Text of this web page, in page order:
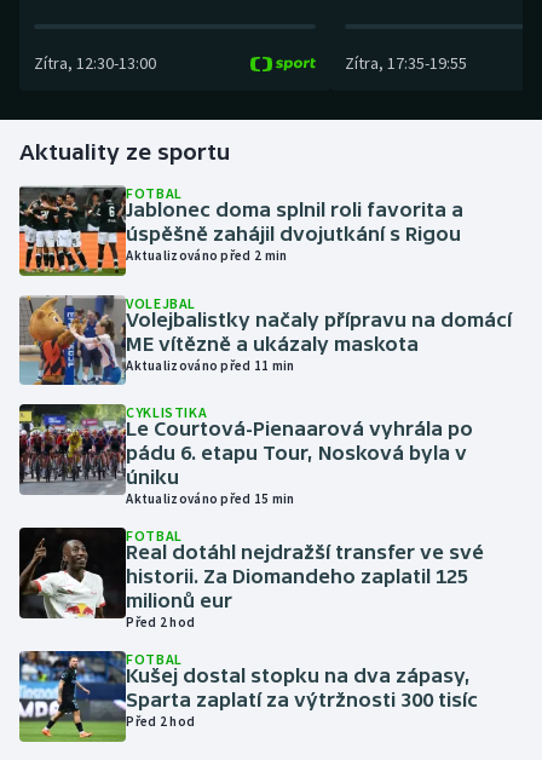
Golf
Gymnastika
Házená
Jezdectví
Judo
Krasobruslení
Lyže a snowboard
Moderní pětiboj
Motorsport
Olympijské hry
Zítra, 12:30-13:00 Zítra, 17:35-19:55
Aktuality ze sportu
FOTBAL
Jablonec doma splnil roli favorita a
úspěšně zahájil dvojutkání s Rigou
Aktualizováno před 2 min
VOLEJBAL
Volejbalistky načaly přípravu na domácí
ME vítězně a ukázaly maskota
Aktualizováno před 11 min
CYKLISTIKA
Le Courtová-Pienaarová vyhrála po
pádu 6. etapu Tour, Nosková byla v
úniku
Aktualizováno před 15 min
FOTBAL
Real dotáhl nejdražší transfer ve své
historii. Za Diomandeho zaplatil 125
milionů eur
Před 2 hod
FOTBAL
Kušej dostal stopku na dva zápasy,
Sparta zaplatí za výtržnosti 300 tisíc
Před 2 hod